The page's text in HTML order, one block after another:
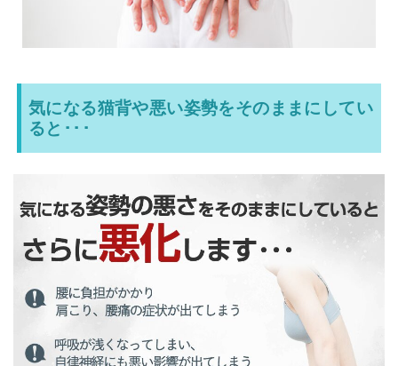
気になる猫背や悪い姿勢をそのままにしてい
ると･･･